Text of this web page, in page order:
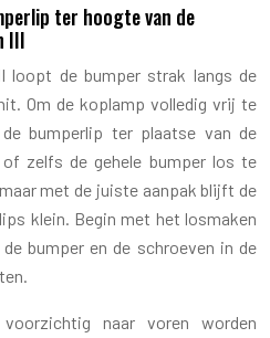
ter hoogte van de
III
loopt de bumper strak langs de
Om de koplamp volledig vrij te
bumperlip ter plaatse van de
zelfs de gehele bumper los te
met de juiste aanpak blijft de
klein. Begin met het losmaken
bumper en de schroeven in de
naar voren worden